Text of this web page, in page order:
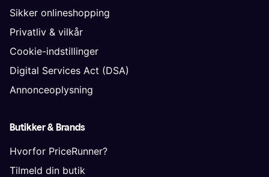
Sikker onlineshopping
Privatliv & vilkår
Cookie-indstillinger
Digital Services Act (DSA)
Annonceoplysning
Butikker & Brands
Hvorfor PriceRunner?
Tilmeld din butik